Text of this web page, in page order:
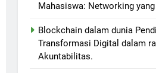
Mahasiswa: Networking
Blockchain dalam dunia
Transformasi Digital dalam
Akuntabilitas.